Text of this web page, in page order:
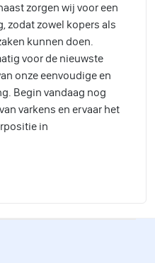
zorgen wij voor een
zodat zowel kopers als
kunnen doen.
voor de nieuwste
onze eenvoudige en
Begin vandaag nog
van varkens en ervaar het
in